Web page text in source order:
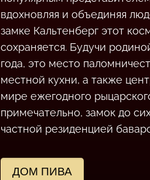
вдохновляя и объединяя
замке Кальтенберг этот
сохраняется. Будучи
года, это место
местной кухни, а также
мире ежегодного
примечательно, замок до
частной резиденцией
ДОМ ПИВА